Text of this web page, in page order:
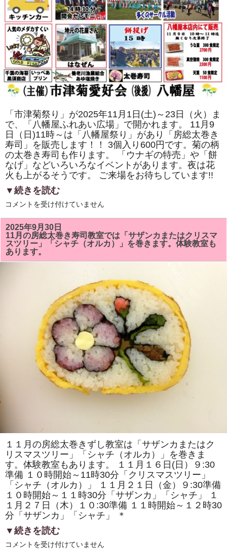
き
ま
す。
体
教
室
も
あ
り
ま
す。
は
「市津菊祭り」が2025年11月1日(土)～23日（火）ま
で、「八幡屋ふれあい広場」で開かれます。 11月9
日（日)11時～は「八幡屋祭り」があり「房総太巻き
寿司」を販売します！！ 3個入り600円です。菊の柄
の太巻き寿司も作ります。 「ウナギの特売」や「餅
なげ」などいろいろなイベントがあります。夜は花
火も上がるそうです。 ご来場をお待ちしています!!
▼続きを読む
2025
11
月
9
日
（日)
の
「市
は
コメントを受け付けていません
2025年9月30日
11月の房総太巻き寿司教室では「サザンカまたはクリスマ
スツリー」「シャチ（オルカ）」を巻きます。体験教室も
あります。
１１月の房総太巻きずし教室は「サザンカまたはク
リスマスツリー」「シャチ（オルカ）」を巻きま
す。体験教室もあります。 １１月１６日(日）９:30
準備 １０時開始～11時30分「クリスマスツリー」
「シャチ（オルカ）」 １１月２１日（金）９:30準備
１０時開始～１１時30分「サザンカ」「シャチ」 １
１月２７日（木）１０:30準備 １１時開始～１２時30
分「サザンカ」「シャチ」 ＊
▼続きを読む
11
コメントを受け付けていません